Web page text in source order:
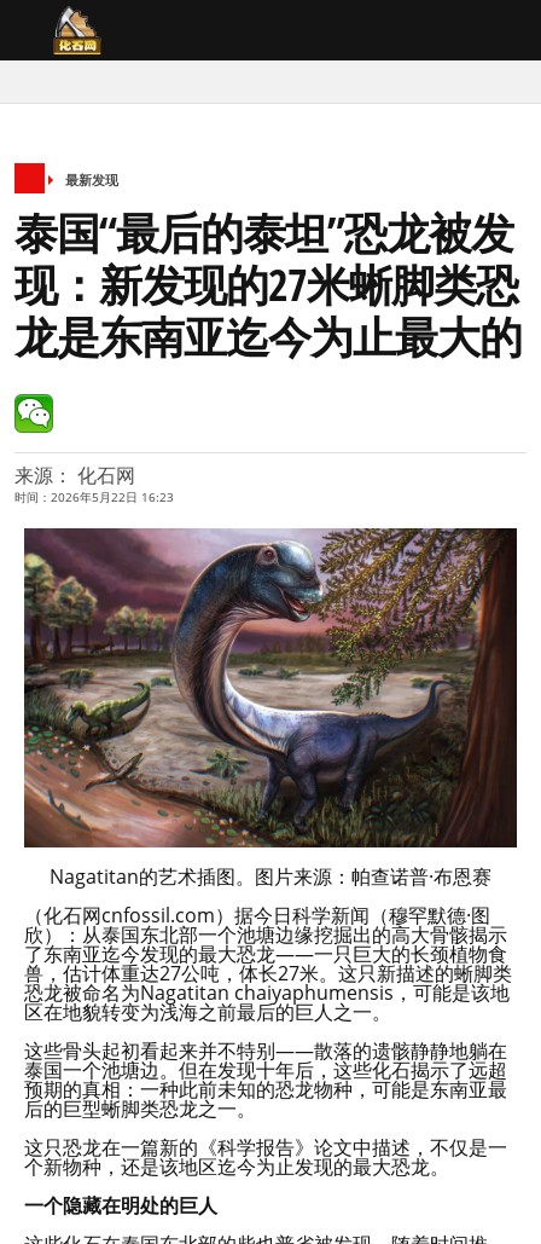
最新发现
泰国“最后的泰坦”恐龙被发
现：新发现的27米蜥脚类恐
龙是东南亚迄今为止最大的
来源： 化石网
时间：2026年5月22日 16:23
Nagatitan的艺术插图。图片来源：帕查诺普·布恩赛
（化石网cnfossil.com）据今日科学新闻（穆罕默德·图
欣）：从泰国东北部一个池塘边缘挖掘出的高大骨骸揭示
了东南亚迄今发现的最大恐龙——一只巨大的长颈植物食
兽，估计体重达27公吨，体长27米。这只新描述的蜥脚类
恐龙被命名为Nagatitan chaiyaphumensis，可能是该地
区在地貌转变为浅海之前最后的巨人之一。
这些骨头起初看起来并不特别——散落的遗骸静静地躺在
泰国一个池塘边。但在发现十年后，这些化石揭示了远超
预期的真相：一种此前未知的恐龙物种，可能是东南亚最
后的巨型蜥脚类恐龙之一。
这只恐龙在一篇新的《科学报告》论文中描述，不仅是一
个新物种，还是该地区迄今为止发现的最大恐龙。
一个隐藏在明处的巨人